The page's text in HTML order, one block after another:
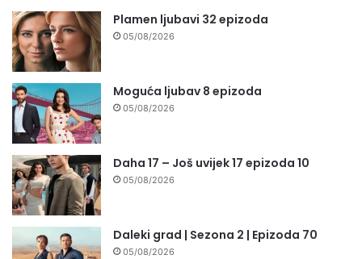
Plamen ljubavi 32 epizoda
05/08/2026
Moguća ljubav 8 epizoda
05/08/2026
Daha 17 – Još uvijek 17 epizoda 10
05/08/2026
Daleki grad | Sezona 2 | Epizoda 70
05/08/2026